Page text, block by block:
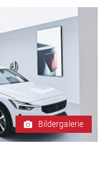
Bildergalerie